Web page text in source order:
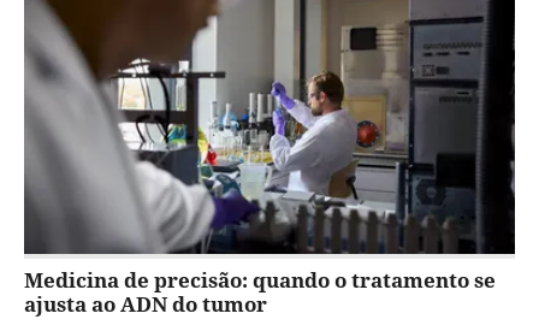
Medicina de precisão: quando o tratamento se
ajusta ao ADN do tumor